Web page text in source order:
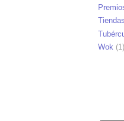
Tiendas
Wok (1)